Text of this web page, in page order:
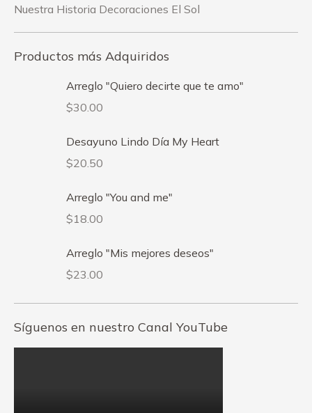
Nuestra Historia Decoraciones El Sol
Productos más Adquiridos
Arreglo "Quiero decirte que te amo"
$30.00
Desayuno Lindo Día My Heart
$20.50
Arreglo "You and me"
$18.00
Arreglo "Mis mejores deseos"
$23.00
Síguenos en nuestro Canal YouTube